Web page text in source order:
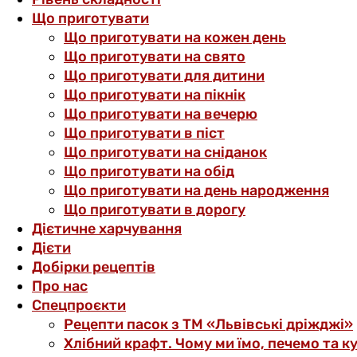
Що приготувати
Що приготувати на кожен день
Що приготувати на свято
Що приготувати для дитини
Що приготувати на пікнік
Що приготувати на вечерю
Що приготувати в піст
Що приготувати на сніданок
Що приготувати на обід
Що приготувати на день народження
Що приготувати в дорогу
Дієтичне харчування
Дієти
Добірки рецептів
Про нас
Спецпроєкти
Рецепти пасок з ТМ «Львівські дріжджі»
Хлібний крафт. Чому ми їмо, печемо та